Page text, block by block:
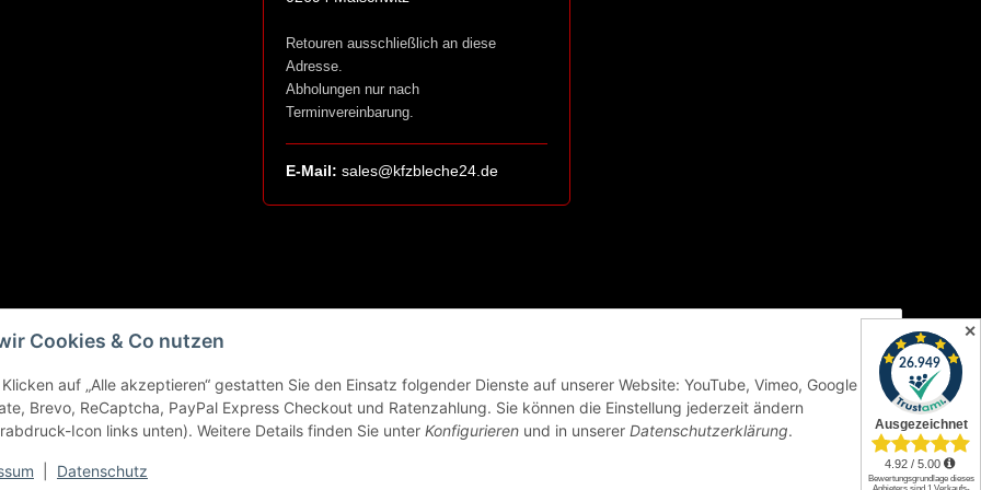
Cookies & Co nutzen
auf „Alle akzeptieren“ gestatten Sie den Einsatz folgender Dienste auf unserer Website: YouTube, Vimeo, Google
Brevo, ReCaptcha, PayPal Express Checkout und Ratenzahlung. Sie können die Einstellung jederzeit ändern
Icon links unten). Weitere Details finden Sie unter Konfigurieren und in unserer Datenschutzerklärung.
Datenschutz
Retouren ausschließlich an diese
Adresse.
Abholungen nur nach
Terminvereinbarung.
E-Mail: sales@kfzbleche24.de
✕